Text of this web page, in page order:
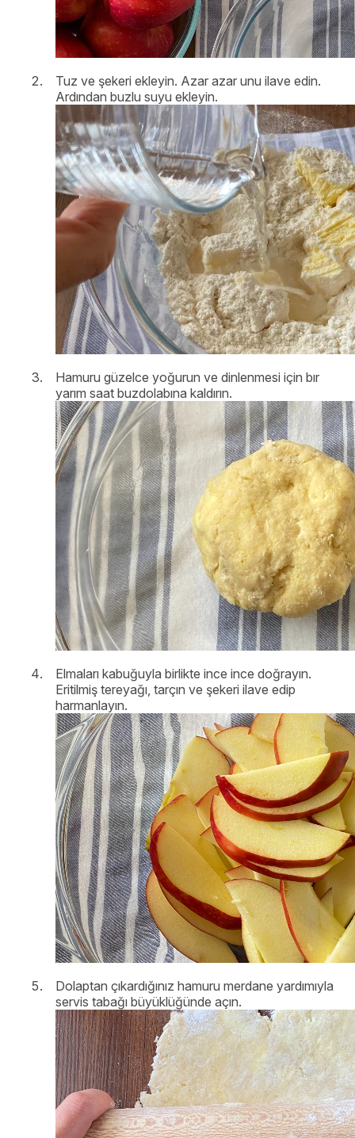
Tuz ve şekeri ekleyin. Azar azar unu ilave edin.
Ardından buzlu suyu ekleyin.
Hamuru güzelce yoğurun ve dinlenmesi için bır
yarım saat buzdolabına kaldırın.
Elmaları kabuğuyla birlikte ince ince doğrayın.
Eritilmiş tereyağı, tarçın ve şekeri ilave edip
harmanlayın.
Dolaptan çıkardığınız hamuru merdane yardımıyla
servis tabağı büyüklüğünde açın.